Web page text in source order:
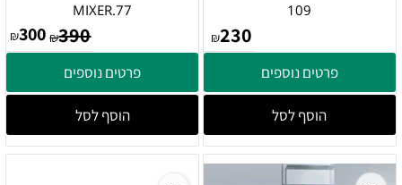
109
₪230
פרטים נוספים
הוסף לסל
MIXER.77
₪390
₪300
פרטים נוספים
הוסף לסל